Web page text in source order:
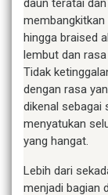
daun teratai
membangkitkan
hingga braised
lembut dan
Tidak
dengan rasa
dikenal sebagai
menyatukan
yang hangat.
Lebih dari
menjadi bagian